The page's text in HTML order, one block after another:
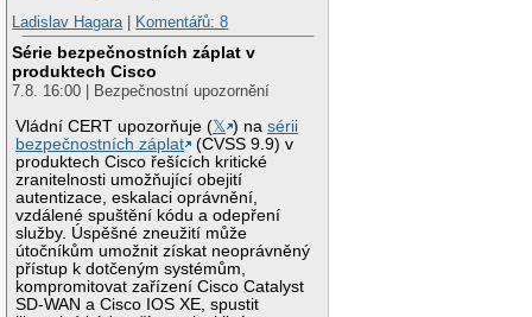
Ladislav Hagara | Komentářů: 8
Série bezpečnostních záplat v
produktech Cisco
7.8. 16:00 | Bezpečnostní upozornění
Vládní CERT upozorňuje (𝕏 ) nasérii
bezpečnostních záplat
(CVSS 9.9) v
produktech Cisco řešících kritické
zranitelnosti umožňující obejití
autentizace, eskalaci oprávnění,
vzdálené spuštění kódu a odepření
služby. Úspěšné zneužití může
útočníkům umožnit získat neoprávněný
přístup k dotčeným systémům,
kompromitovat zařízení Cisco Catalyst
SD-WAN a Cisco IOS XE, spustit